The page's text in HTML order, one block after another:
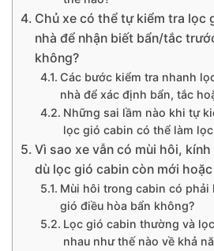
Chủ xe có thể tự kiểm tra lọc
nhà để nhận biết bẩn/tắc
không?
Các bước kiểm tra nhanh
nhà để xác định bẩn, tắc
Những sai lầm nào khi tự
lọc gió cabin có thể làm
Vì sao xe vẫn có mùi hôi,
dù lọc gió cabin còn mới
Mùi hôi trong cabin có phải
gió điều hòa bẩn không?
Lọc gió cabin thường và
nhau như thế nào về khả